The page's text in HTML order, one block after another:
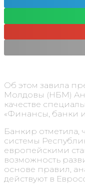
Об этом завила
Молдовы (НБМ)
качестве
«Финансы, банки и
Банкир
системы
европейскими
возможность
основе правил,
действуют в